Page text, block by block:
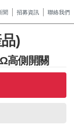
聞 招募資訊 聯絡我們
)
高側開關